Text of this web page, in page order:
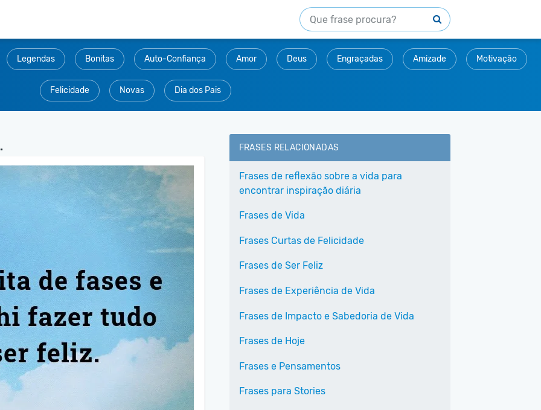
Legendas Bonitas Auto-Confiança Amor Deus Engraçadas Amizade Motivação
Felicidade Novas Dia dos Pais
FRASES RELACIONADAS
Frases de reflexão sobre a vida para
encontrar inspiração diária
Frases de Vida
Frases Curtas de Felicidade
Frases de Ser Feliz
Frases de Experiência de Vida
Frases de Impacto e Sabedoria de Vida
Frases de Hoje
Frases e Pensamentos
Frases para Stories